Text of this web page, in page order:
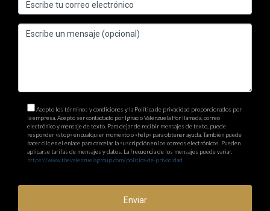
Acepto los términos y condiciones y la Política de privacidad proporcionados por
la empresa. Acepto ser contactado por Ignacio Valenzuela Por llamada, correo
electrónico y mensaje de texto. Para dejar de recibir mensajes de texto, puede
responder «stop» en cualquier momento o «help» para obtener ayuda. También puede
hacer clic en el enlace para cancelar la suscripción en los correos electrónicos. Pueden
aplicarse tarifas de mensajes y datos. La frecuencia de los mensajes puede variar.
https://www.thevalenzuelagroup.com/politica-de-privacidad
Enviar